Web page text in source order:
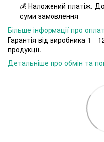
💰 Наложений платіж.
суми замовлення
Більше інформації про
Гарантія від виробника 1 -
продукції.
Детальніше про обмін та